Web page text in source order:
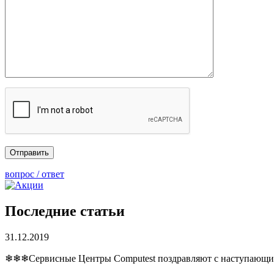
вопрос / ответ
Последние статьи
31.12.2019
❄❄❄Сервисные Центры Computest поздравляют с